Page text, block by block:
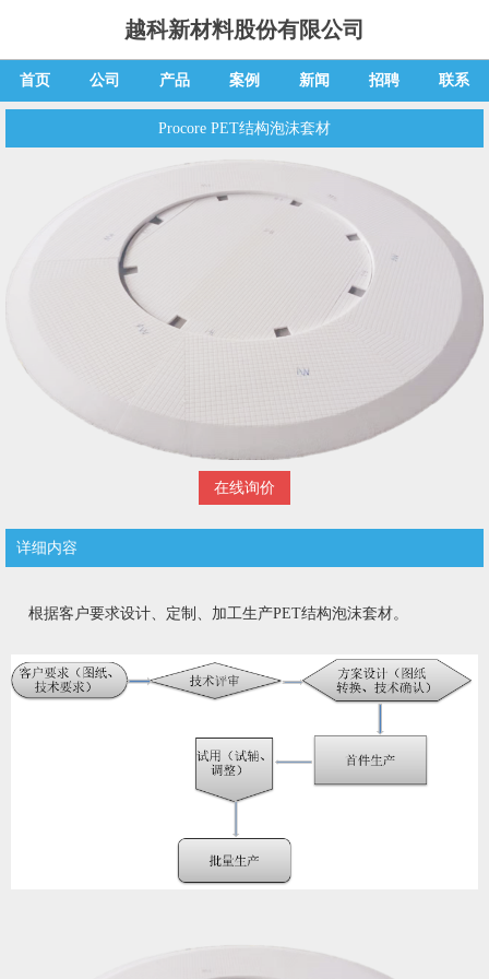
越科新材料股份有限公司
首页 公司 产品 案例 新闻 招聘 联系
Procore PET结构泡沫套材
在线询价
详细内容
根据客户要求设计、定制、加工生产PET结构泡沫套材。